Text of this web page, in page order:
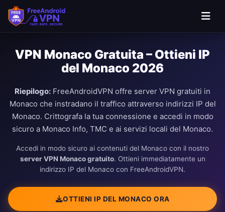
VPN Monaco Gratuita – Ottieni IP
del Monaco 2026
Riepilogo: FreeAndroidVPN offre server VPN gratuiti in
Monaco che instradano il traffico attraverso indirizzi IP del
Monaco. Crittografa la tua connessione e accedi in modo
sicuro a Monaco Info, TMC e ai servizi locali del Monaco.
Accedi in modo sicuro ai contenuti del Monaco con il nostro
server VPN Monaco gratuito. Ottieni immediatamente un
indirizzo IP del Monaco con FreeAndroidVPN.
OTTIENI IP DEL MONACO ORA